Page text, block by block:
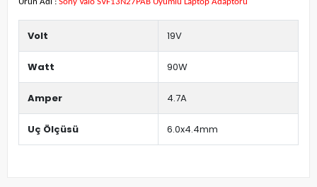
Ürün Adı : Sony Vaio SVF13N27PAB Uyumlu Laptop Adaptörü
Volt 19V
Watt 90W
Amper 4.7A
Uç Ölçüsü 6.0x4.4mm